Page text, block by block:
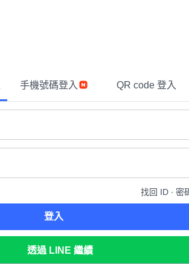
手機號碼登入 QR code 登入
找回 ID ∙ 密
登入
透過 LINE 繼續